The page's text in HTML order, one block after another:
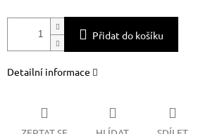
Přidat do košíku
Detailní informace